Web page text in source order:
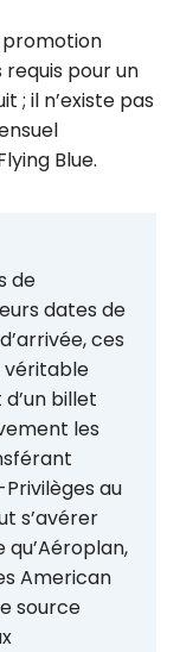
promotion
pour un
; il n’existe pas
Blue.
de
dates de
ces
véritable
billet
les
au
s’avérer
American
source